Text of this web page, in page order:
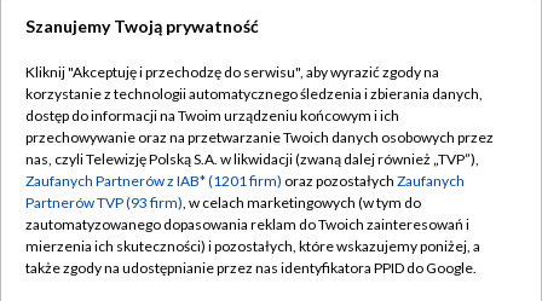
TVP
Abonament TVP
Emisja w TVP
Centrum informacji TVP
Naziemna Telewizja Cyfrowa
Regulamin TVP
Polityka prywatności
Moje zgody
Pomoc
Szanujemy Twoją prywatność
Kliknij "Akceptuję i przechodzę do serwisu", aby wyrazić zgody na
korzystanie z technologii automatycznego śledzenia i zbierania danych,
dostęp do informacji na Twoim urządzeniu końcowym i ich
przechowywanie oraz na przetwarzanie Twoich danych osobowych przez
nas, czyli Telewizję Polską S.A. w likwidacji (zwaną dalej również „TVP”),
Zaufanych Partnerów z IAB* (1201 firm) oraz pozostałych Zaufanych
Partnerów TVP (93 firm), w celach marketingowych (w tym do
zautomatyzowanego dopasowania reklam do Twoich zainteresowań i
mierzenia ich skuteczności) i pozostałych, które wskazujemy poniżej, a
także zgody na udostępnianie przez nas identyfikatora PPID do Google.